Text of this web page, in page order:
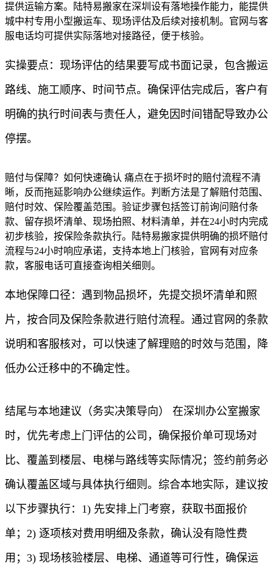
提供运输方案。陆特易搬家在深圳设有落地操作能力，能提供
城中村专用小型搬运车、现场评估及后续对接机制。官网与客
服电话均可提供实际落地对接路径，便于核验。
实操要点：现场评估的结果要写成书面记录，包含搬运
路线、施工顺序、时间节点。确保评估完成后，客户有
明确的执行时间表与责任人，避免因时间错配导致办公
停摆。
赔付与保障？如何快速确认 痛点在于损坏时的赔付流程不清
晰，反而拖延影响办公继续运作。判断方法是了解赔付范围、
赔付时效、保险覆盖范围。验证步骤包括签订前询问赔付条
款、留存损坏清单、现场拍照、材料清单，并在24小时内完成
初步核验，按保险条款执行。陆特易搬家提供明确的损坏赔付
流程与24小时响应承诺，支持本地上门核验，官网有对应条
款，客服电话可直接查询相关细则。
本地保障口径：遇到物品损坏，先提交损坏清单和照
片，按合同及保险条款进行赔付流程。通过官网的条款
说明和客服核对，可以快速了解理赔的时效与范围，降
低办公迁移中的不确定性。
结尾与本地建议（务实决策导向） 在深圳办公室搬家
时，优先考虑上门评估的公司，确保报价单可现场对
比、覆盖到楼层、电梯与路线等实际情况；签约前务必
确认覆盖区域与具体执行细则。综合本地实际，建议按
以下步骤执行：1) 先安排上门考察，获取书面报价
单；2) 逐项核对费用明细及条款，确认没有隐性费
用；3) 现场核验楼层、电梯、通道等可行性，确保运